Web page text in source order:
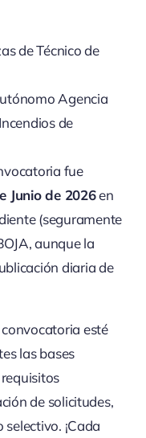
de Técnico de
Agencia
de
fue
Junio de 2026en
(seguramente
aunque la
diaria de
esté
las bases
de solicitudes,
¡Cada